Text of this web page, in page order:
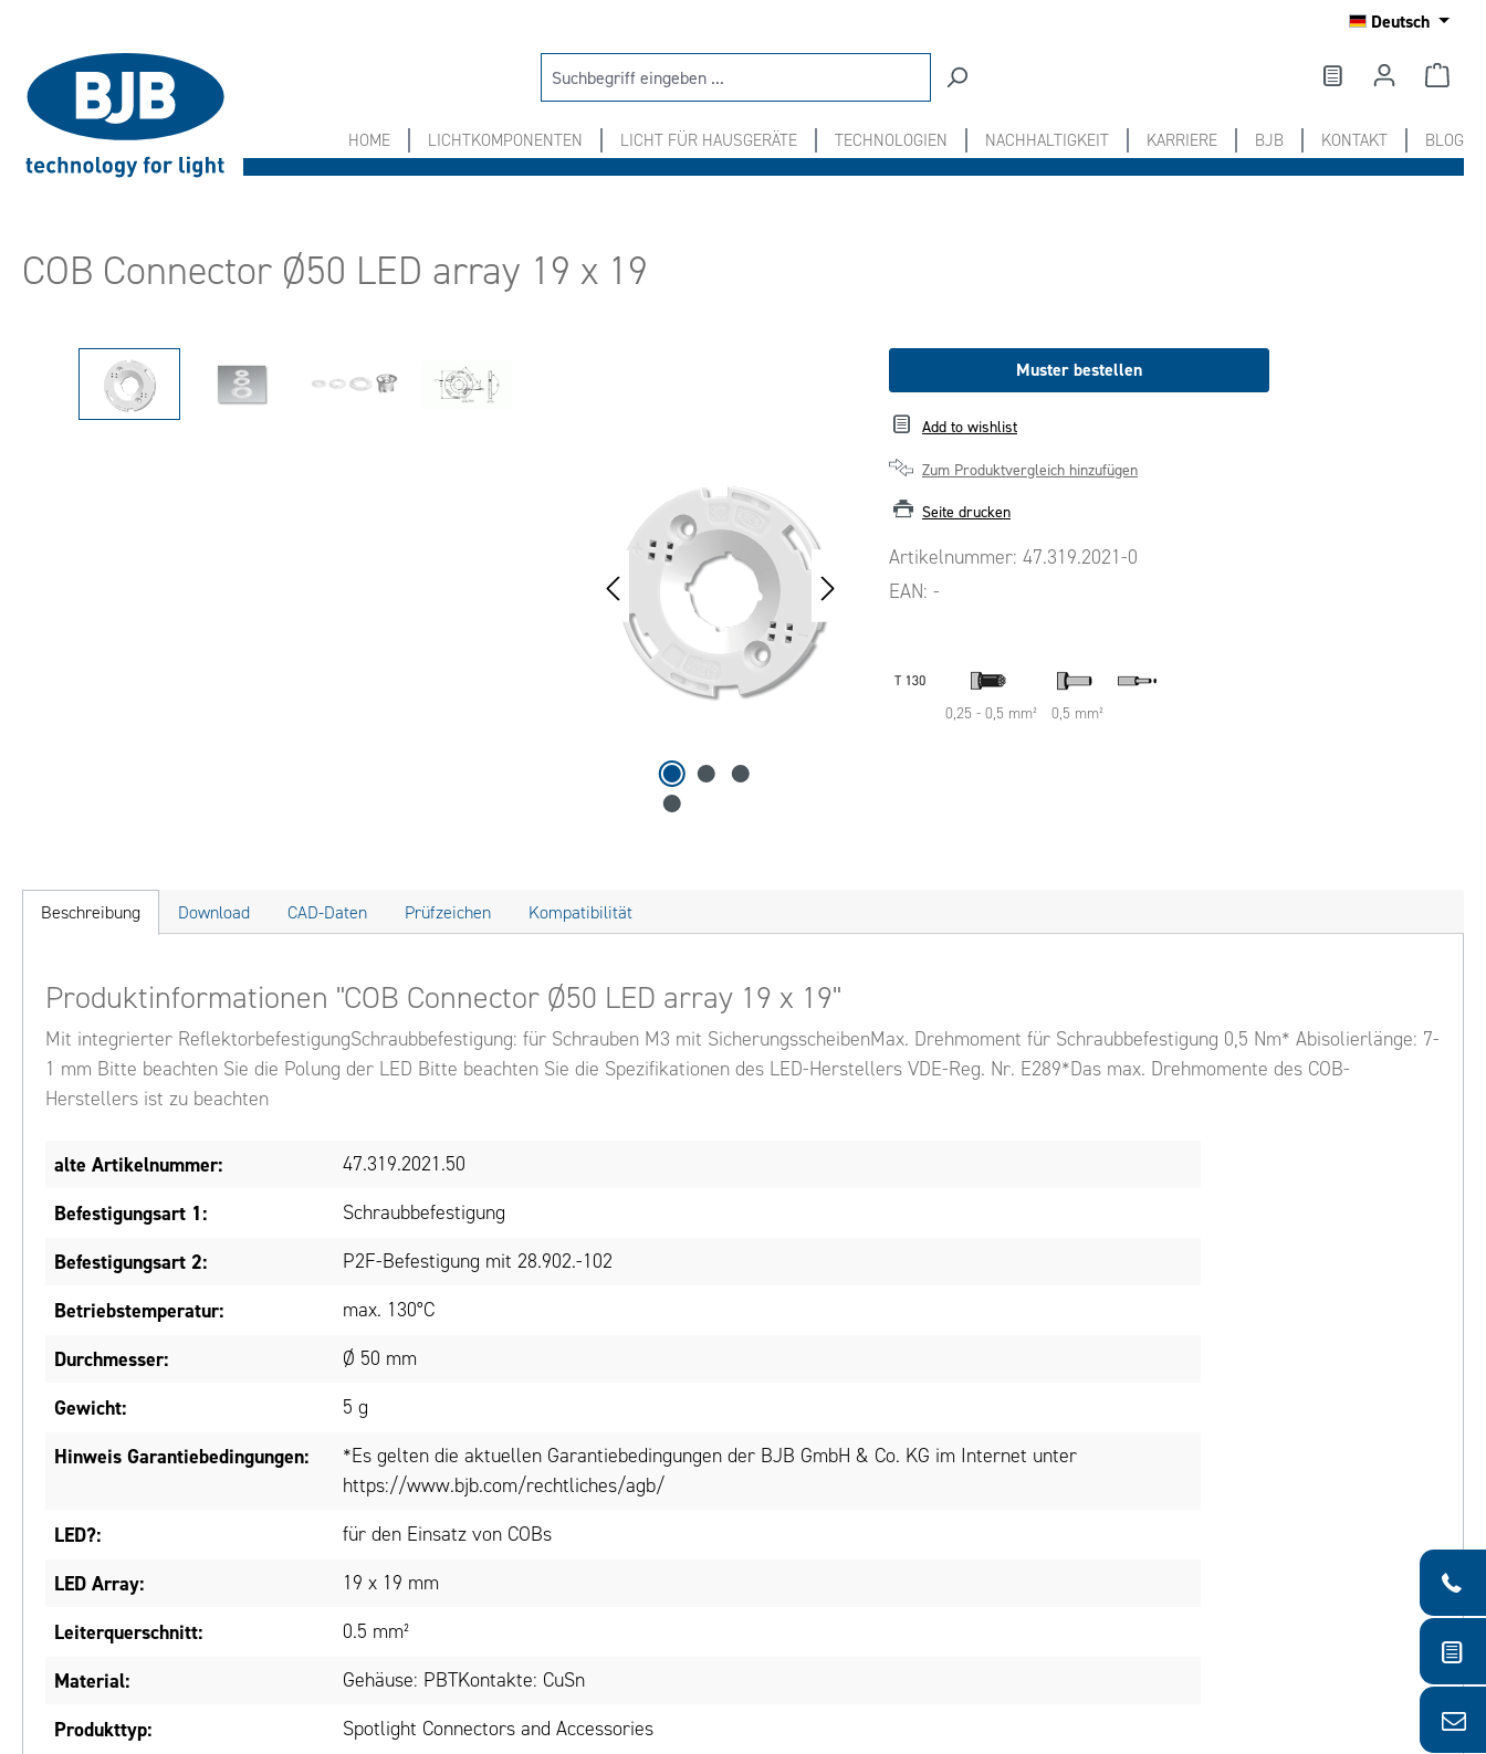
Deutsch
HOME LICHTKOMPONENTEN LICHT FÜR HAUSGERÄTE TECHNOLOGIEN NACHHALTIGKEIT KARRIERE BJB KONTAKT BLOG
COB Connector Ø50 LED array 19 x 19
Bildergalerie überspringen Muster bestellen
Add to wishlist
Zum Produktvergleich hinzufügen
Seite drucken
Artikelnummer: 47.319.2021-0
EAN: -
0,25 - 0,5 mm² 0,5 mm²
Beschreibung Download CAD-Daten Prüfzeichen Kompatibilität
Produktinformationen "COB Connector Ø50 LED array 19 x 19"
Mit integrierter ReflektorbefestigungSchraubbefestigung: für Schrauben M3 mit SicherungsscheibenMax. Drehmoment für Schraubbefestigung 0,5 Nm* Abisolierlänge: 7-
1 mm Bitte beachten Sie die Polung der LED Bitte beachten Sie die Spezifikationen des LED-Herstellers VDE-Reg. Nr. E289*Das max. Drehmomente des COB-
Herstellers ist zu beachten
alte Artikelnummer: 47.319.2021.50
Befestigungsart 1: Schraubbefestigung
Befestigungsart 2: P2F-Befestigung mit 28.902.-102
Betriebstemperatur: max. 130°C
Durchmesser: Ø 50 mm
Gewicht: 5 g
Hinweis Garantiebedingungen:
*Es gelten die aktuellen Garantiebedingungen der BJB GmbH & Co. KG im Internet unter
https://www.bjb.com/rechtliches/agb/
LED?: für den Einsatz von COBs
LED Array: 19 x 19 mm
Leiterquerschnitt: 0.5 mm²
Material: Gehäuse: PBTKontakte: CuSn
Produkttyp: Spotlight Connectors and Accessories